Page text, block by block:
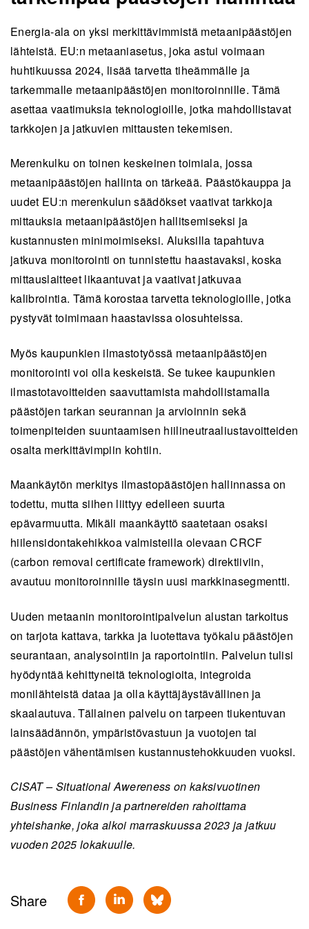
Energia-ala on yksi merkittävimmistä metaanipäästöjen
lähteistä. EU:n metaaniasetus, joka astui voimaan
huhtikuussa 2024, lisää tarvetta tiheämmälle ja
tarkemmalle metaanipäästöjen monitoroinnille. Tämä
asettaa vaatimuksia teknologioille, jotka mahdollistavat
tarkkojen ja jatkuvien mittausten tekemisen.
Merenkulku on toinen keskeinen toimiala, jossa
metaanipäästöjen hallinta on tärkeää. Päästökauppa ja
uudet EU:n merenkulun säädökset vaativat tarkkoja
mittauksia metaanipäästöjen hallitsemiseksi ja
kustannusten minimoimiseksi. Aluksilla tapahtuva
jatkuva monitorointi on tunnistettu haastavaksi, koska
mittauslaitteet likaantuvat ja vaativat jatkuvaa
kalibrointia. Tämä korostaa tarvetta teknologioille, jotka
pystyvät toimimaan haastavissa olosuhteissa.
Myös kaupunkien ilmastotyössä metaanipäästöjen
monitorointi voi olla keskeistä. Se tukee kaupunkien
ilmastotavoitteiden saavuttamista mahdollistamalla
päästöjen tarkan seurannan ja arvioinnin sekä
toimenpiteiden suuntaamisen hiilineutraaliustavoitteiden
osalta merkittävimpiin kohtiin.
Maankäytön merkitys ilmastopäästöjen hallinnassa on
todettu, mutta siihen liittyy edelleen suurta
epävarmuutta. Mikäli maankäyttö saatetaan osaksi
hiilensidontakehikkoa valmisteilla olevaan CRCF
(carbon removal certificate framework) direktiiviin,
avautuu monitoroinnille täysin uusi markkinasegmentti.
Uuden metaanin monitorointipalvelun alustan tarkoitus
on tarjota kattava, tarkka ja luotettava työkalu päästöjen
seurantaan, analysointiin ja raportointiin. Palvelun tulisi
hyödyntää kehittyneitä teknologioita, integroida
monilähteistä dataa ja olla käyttäjäystävällinen ja
skaalautuva. Tällainen palvelu on tarpeen tiukentuvan
lainsäädännön, ympäristövastuun ja vuotojen tai
päästöjen vähentämisen kustannustehokkuuden vuoksi.
CISAT – Situational Awereness on kaksivuotinen
Business Finlandin ja partnereiden rahoittama
yhteishanke, joka alkoi marraskuussa 2023 ja jatkuu
vuoden 2025 lokakuulle.
Share